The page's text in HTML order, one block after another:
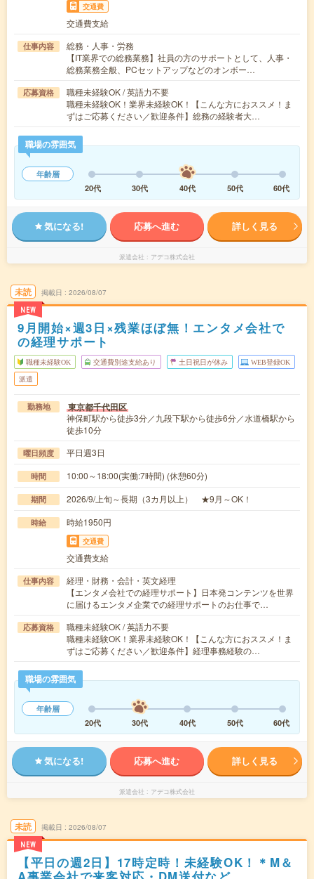
交通費
交通費支給
仕事内容
総務・人事・労務
【IT業界での総務業務】社員の方のサポートとして、人事・
総務業務全般、PCセットアップなどのオンボー…
応募資格
職種未経験OK / 英語力不要
職種未経験OK！業界未経験OK！【こんな方におススメ！ま
ずはご応募ください／歓迎条件】総務の経験者大…
職場の雰囲気
年齢層
20代
30代 40代 50代 60代
気になる! 応募へ進む 詳しく見る
派遣会社 アデコ株式会社
未読
NEW
掲載日 2026/08/07
9月開始×週3日×残業ほぼ無！エンタメ会社で
の経理サポート
職種未経験OK 交通費別途支給あり 土日祝日が休み WEB登録OK
派遣
勤務地 東京都千代田区
神保町駅から徒歩3分／九段下駅から徒歩6分／水道橋駅から
徒歩10分
曜日頻度 平日週3日
時間 10:00～18:00(実働:7時間) (休憩60分)
期間 2026/9/上旬～長期（3カ月以上） ★9月～OK！
時給 時給1950円
交通費
交通費支給
仕事内容
経理・財務・会計・英文経理
【エンタメ会社での経理サポート】日本発コンテンツを世界
に届けるエンタメ企業での経理サポートのお仕事で…
応募資格
職種未経験OK / 英語力不要
職種未経験OK！業界未経験OK！【こんな方におススメ！ま
ずはご応募ください／歓迎条件】経理事務経験の…
職場の雰囲気
年齢層
20代
30代 40代 50代 60代
気になる! 応募へ進む 詳しく見る
派遣会社 アデコ株式会社
未読
NEW
掲載日 2026/08/07
【平日の週2日】17時定時！未経験OK！＊M＆